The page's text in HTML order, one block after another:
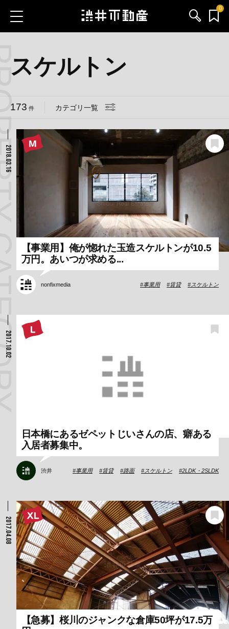
0
渋井不動産のメンバー
スケルトン
173 件 カテゴリ一覧
2018.03.16
【事業用】俺が惚れた玉造スケルトンが10.5
万円。あいつが求める...
nonfixmedia 事業用 賃貸 スケルトン
2017.10.02
日本橋にあるゼペットじいさんの店、癖ある
入居者募集中。
渋井 事業用 賃貸 路面 スケルトン 2LDK・2SLDK
2017.04.08
【急募】桜川のジャンクな倉庫50坪が17.5万